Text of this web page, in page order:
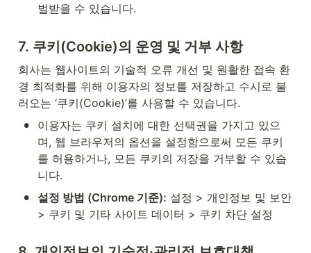
벌받을 수 있습니다.
7. 쿠키(Cookie)의 운영 및 거부 사항
회사는 웹사이트의 기술적 오류 개선 및 원활한 접속 환
경 최적화를 위해 이용자의 정보를 저장하고 수시로 불
러오는 ‘쿠키(Cookie)’를 사용할 수 있습니다.
•
이용자는 쿠키 설치에 대한 선택권을 가지고 있으
며, 웹 브라우저의 옵션을 설정함으로써 모든 쿠키
를 허용하거나, 모든 쿠키의 저장을 거부할 수 있습
니다.
• 설정 방법 (Chrome 기준): 설정 > 개인정보 및 보안
> 쿠키 및 기타 사이트 데이터 > 쿠키 차단 설정